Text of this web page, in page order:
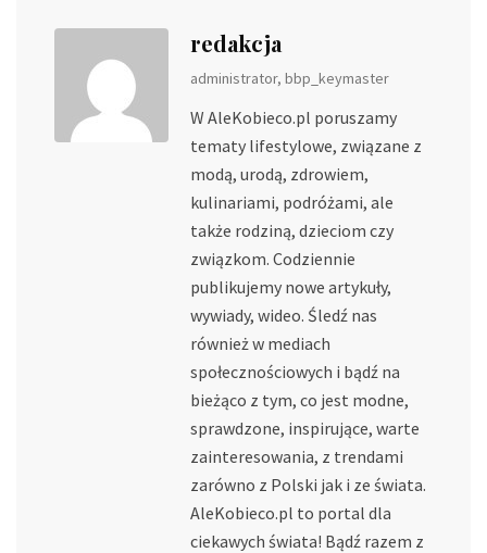
redakcja
administrator, bbp_keymaster
W AleKobieco.pl poruszamy
tematy lifestylowe, związane z
modą, urodą, zdrowiem,
kulinariami, podróżami, ale
także rodziną, dzieciom czy
związkom. Codziennie
publikujemy nowe artykuły,
wywiady, wideo. Śledź nas
również w mediach
społecznościowych i bądź na
bieżąco z tym, co jest modne,
sprawdzone, inspirujące, warte
zainteresowania, z trendami
zarówno z Polski jak i ze świata.
AleKobieco.pl to portal dla
ciekawych świata! Bądź razem z